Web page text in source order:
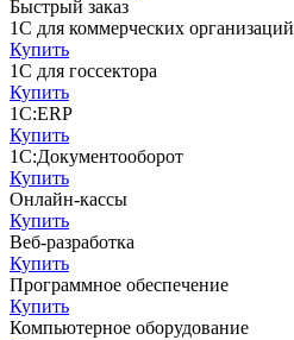
Быстрый заказ
1С для коммерческих организаций
Купить
1С для госсектора
Купить
1С:ERP
Купить
1С:Документооборот
Купить
Онлайн-кассы
Купить
Веб-разработка
Купить
Программное обеспечение
Купить
Компьютерное оборудование